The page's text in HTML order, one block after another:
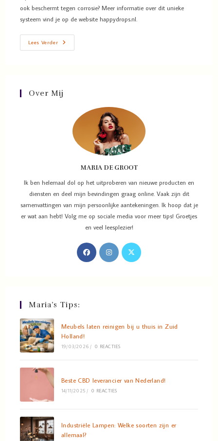
ook beschermt tegen corrosie? Meer informatie over dit unieke
systeem vind je op de website happydrops.nl.
Lees Verder
Over Mij
MARIA DE GROOT
Ik ben helemaal dol op het uitproberen van nieuwe producten en
diensten en deel mijn bevindingen graag online. Vaak zijn dit
samenvattingen van mijn persoonlijke aantekeningen. Ik hoop dat je
er wat aan hebt! Volg me op sociale media voor meer tips! Groetjes
en veel leesplezier!
Maria’s Tips:
Meubels laten reinigen bij u thuis in Zuid
Holland!
19/03/2026 / 0 REACTIES
Beste CBD leverancier van Nederland!
14/11/2025 / 0 REACTIES
Industriële Lampen: Welke soorten zijn er
allemaal?